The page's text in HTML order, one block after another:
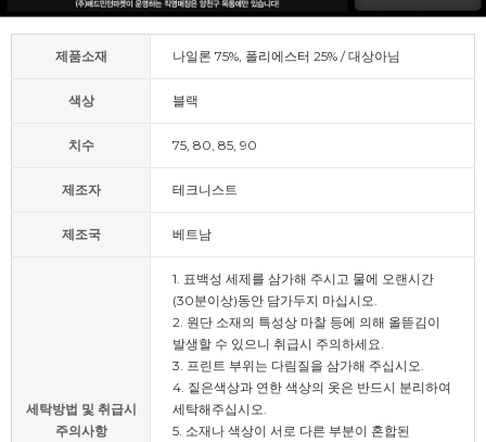
제품소재 나일론 75%, 폴리에스터 25% / 대상아님
색상 블랙
치수 75, 80, 85, 90
제조자 테크니스트
제조국 베트남
세탁방법 및 취급시
주의사항
1. 표백성 세제를 삼가해 주시고 물에 오랜시간
(30분이상)동안 담가두지 마십시오.
2. 원단 소재의 특성상 마찰 등에 의해 올뜯김이
발생할 수 있으니 취급시 주의하세요.
3. 프린트 부위는 다림질을 삼가해 주십시오.
4. 짙은색상과 연한 색상의 옷은 반드시 분리하여
세탁해주십시오.
5. 소재나 색상이 서로 다른 부분이 혼합된